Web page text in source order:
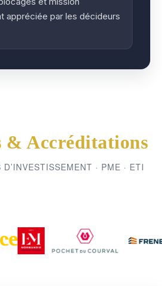
appréciée par les décideurs
& Accréditations
· PME · ETI